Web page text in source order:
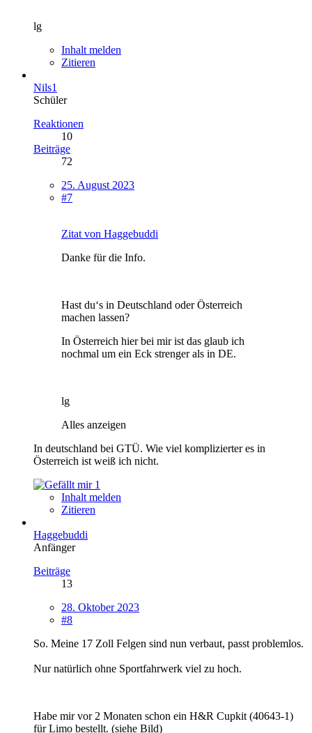
lg
Inhalt melden
Zitieren
Nils1
Schüler
Reaktionen
10
Beiträge
72
25. August 2023
#7
Zitat von Haggebuddi
Danke für die Info.
Hast du‘s in Deutschland oder Österreich
machen lassen?
In Österreich hier bei mir ist das glaub ich
nochmal um ein Eck strenger als in DE.
lg
Alles anzeigen
In deutschland bei GTÜ. Wie viel komplizierter es in
Österreich ist weiß ich nicht.
1
Inhalt melden
Zitieren
Haggebuddi
Anfänger
Beiträge
13
28. Oktober 2023
#8
So. Meine 17 Zoll Felgen sind nun verbaut, passt problemlos.
Nur natürlich ohne Sportfahrwerk viel zu hoch.
Habe mir vor 2 Monaten schon ein H&R Cupkit (40643-1)
für Limo bestellt. (siehe Bild)